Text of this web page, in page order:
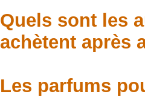
Quels sont les
achètent après
Les parfums